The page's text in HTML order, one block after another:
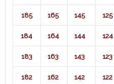
185 165 145 125
184 164 144 124
183 163 143 123
182 162 142 122